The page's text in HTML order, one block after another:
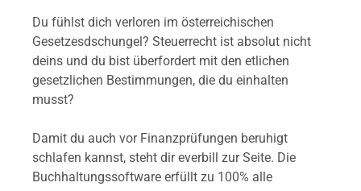
Du fühlst dich verloren im österreichischen
Gesetzesdschungel? Steuerrecht ist absolut nicht
deins und du bist überfordert mit den etlichen
gesetzlichen Bestimmungen, die du einhalten
musst?
Damit du auch vor Finanzprüfungen beruhigt
schlafen kannst, steht dir everbill zur Seite. Die
Buchhaltungssoftware erfüllt zu 100% alle